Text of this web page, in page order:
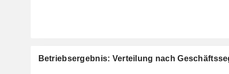
Betriebsergebnis: Verteilung nach